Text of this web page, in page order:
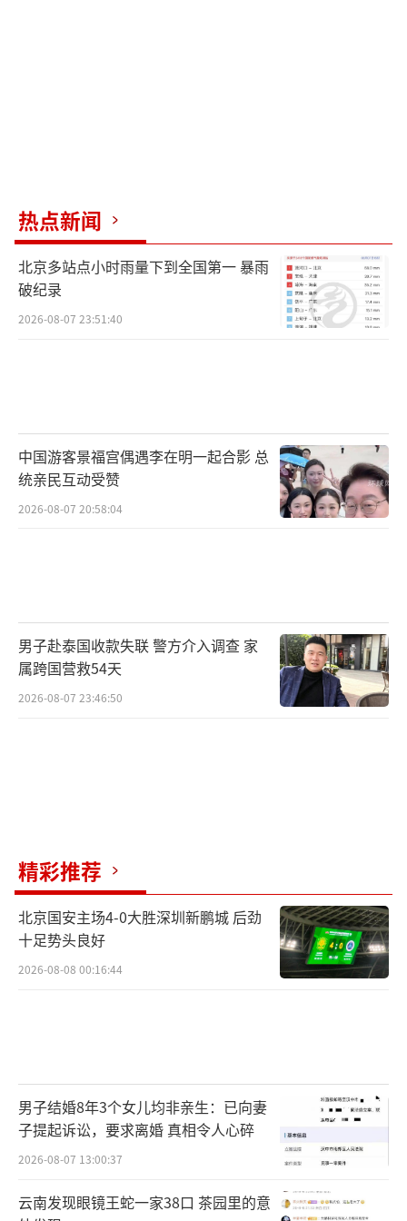
热点新闻
北京多站点小时雨量下到全国第一 暴雨
破纪录
2026-08-07 23:51:40
中国游客景福宫偶遇李在明一起合影 总
统亲民互动受赞
2026-08-07 20:58:04
男子赴泰国收款失联 警方介入调查 家
属跨国营救54天
2026-08-07 23:46:50
精彩推荐
北京国安主场4-0大胜深圳新鹏城 后劲
十足势头良好
2026-08-08 00:16:44
男子结婚8年3个女儿均非亲生：已向妻
子提起诉讼，要求离婚 真相令人心碎
2026-08-07 13:00:37
云南发现眼镜王蛇一家38口 茶园里的意